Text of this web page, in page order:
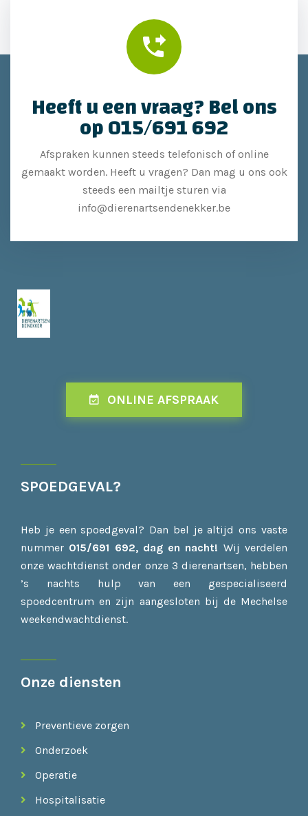
Heeft u een vraag? Bel ons
op 015/691 692
Afspraken kunnen steeds telefonisch of online
gemaakt worden. Heeft u vragen? Dan mag u ons ook
steeds een mailtje sturen via
info@dierenartsendenekker.be
ONLINE AFSPRAAK
SPOEDGEVAL?
Heb je een spoedgeval? Dan bel je altijd ons vaste
nummer 015/691 692, dag en nacht! Wij verdelen
onze wachtdienst onder onze 3 dierenartsen, hebben
’s nachts hulp van een gespecialiseerd
spoedcentrum en zijn aangesloten bij de Mechelse
weekendwachtdienst.
Onze diensten
Preventieve zorgen
Onderzoek
Operatie
Hospitalisatie